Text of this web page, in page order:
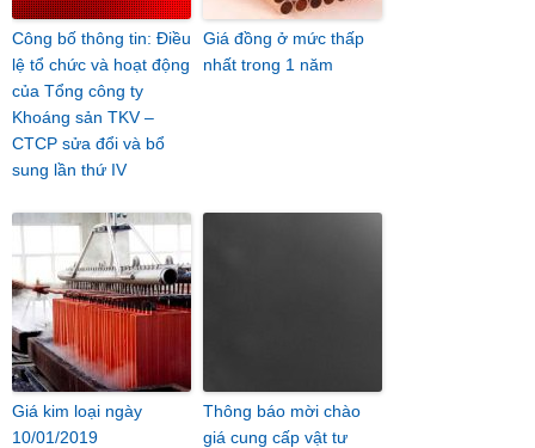
Công bố thông tin: Điều
lệ tổ chức và hoạt động
của Tổng công ty
Khoáng sản TKV –
CTCP sửa đổi và bổ
sung lần thứ IV
Giá đồng ở mức thấp
nhất trong 1 năm
Giá kim loại ngày
10/01/2019
Thông báo mời chào
giá cung cấp vật tư